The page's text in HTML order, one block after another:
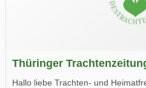
Thüringer
Hallo liebe Trachten- und